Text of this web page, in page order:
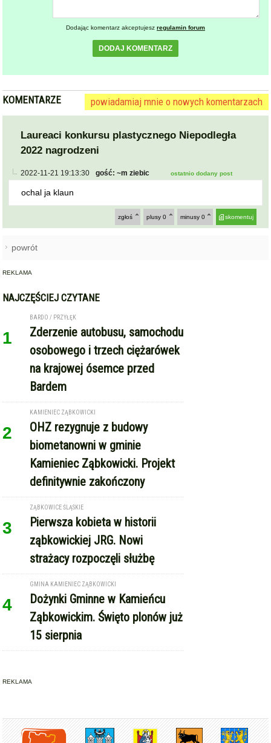
Dodając komentarz akceptujesz regulamin forum
DODAJ KOMENTARZ
KOMENTARZE powiadamiaj mnie o nowych komentarzach
Laureaci konkursu plastycznego Niepodległa
2022 nagrodzeni
2022-11-21 19:13:30 gość: ~m ziebic ostatnio dodany post
ochal ja klaun
skomentuj
minusy 0
plusy 0
zgłoś
powrót
REKLAMA
NAJCZĘŚCIEJ CZYTANE
1
BARDO / PRZYŁĘK
Zderzenie autobusu, samochodu
osobowego i trzech ciężarówek
na krajowej ósemce przed
Bardem
2
KAMIENIEC ZĄBKOWICKI
OHZ rezygnuje z budowy
biometanowni w gminie
Kamieniec Ząbkowicki. Projekt
definitywnie zakończony
3
ZĄBKOWICE ŚLĄSKIE
Pierwsza kobieta w historii
ząbkowickiej JRG. Nowi
strażacy rozpoczęli służbę
4
GMINA KAMIENIEC ZĄBKOWICKI
Dożynki Gminne w Kamieńcu
Ząbkowickim. Święto plonów już
15 sierpnia
REKLAMA